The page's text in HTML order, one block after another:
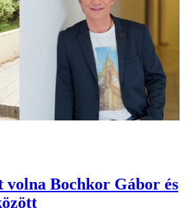
volna Bochkor Gábor és